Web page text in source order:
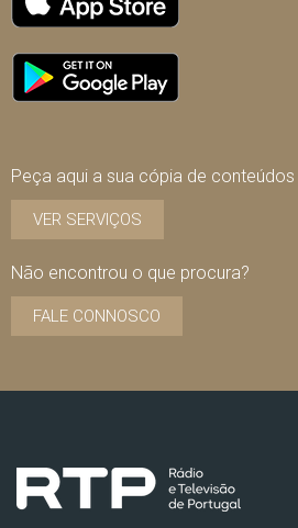
Peça aqui a sua cópia de conteúdos
VER SERVIÇOS
Não encontrou o que procura?
FALE CONNOSCO